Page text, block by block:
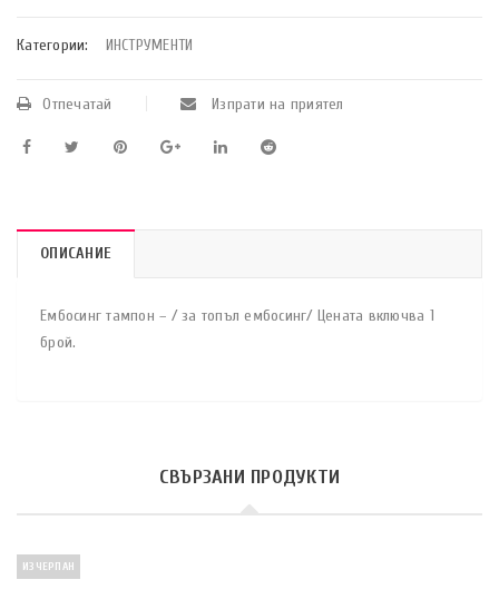
Категории: ИНСТРУМЕНТИ
Отпечатай Изпрати на приятел
ОПИСАНИЕ
Ембосинг тампон – / за топъл ембосинг/ Цената включва 1
брой.
СВЪРЗАНИ ПРОДУКТИ
ИЗЧЕРПАН